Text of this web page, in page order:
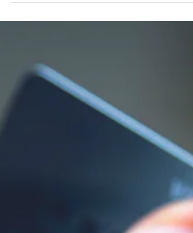
cette industrie a produit une quantité
méchants. Les bons sont vraiment bons.
Ils ont pratiquement toutes les qualités
sont drapés d’un courage sans limite qui
leur permet d’affronter les méchants et
de les vaincre au final après avoir gén